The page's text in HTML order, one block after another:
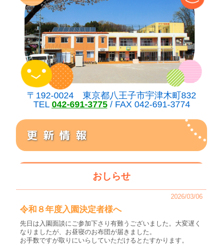
〒192-0024 東京都八王子市宇津木町832
TEL 042-691-3775/ FAX 042-691-3774
更新情報